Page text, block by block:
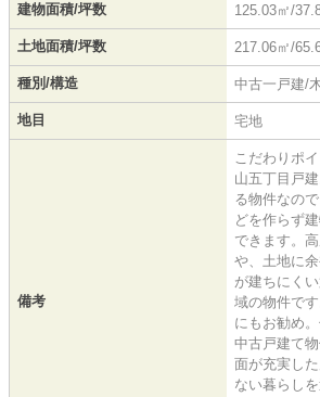
建物面積/坪数 125.03㎡/
土地面積/坪数 217.06㎡/
種別/構造 中古一戸建/
地目 宅地
備考
こだわりポ
山五丁目戸
る物件なの
どを作らず
できます。
や、土地に
が建ちにく
域の物件で
にもお勧め
中古戸建て
面が充実し
ない暮らし